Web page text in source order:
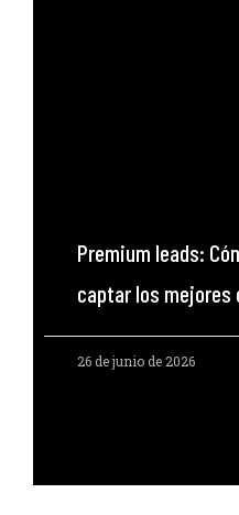
Premium leads:
captar los mejores
26 de junio de 2026